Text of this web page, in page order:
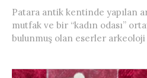
Patara antik kentinde yapılan
mutfak ve bir “kadın odası”
bulunmuş olan eserler arkeoloji